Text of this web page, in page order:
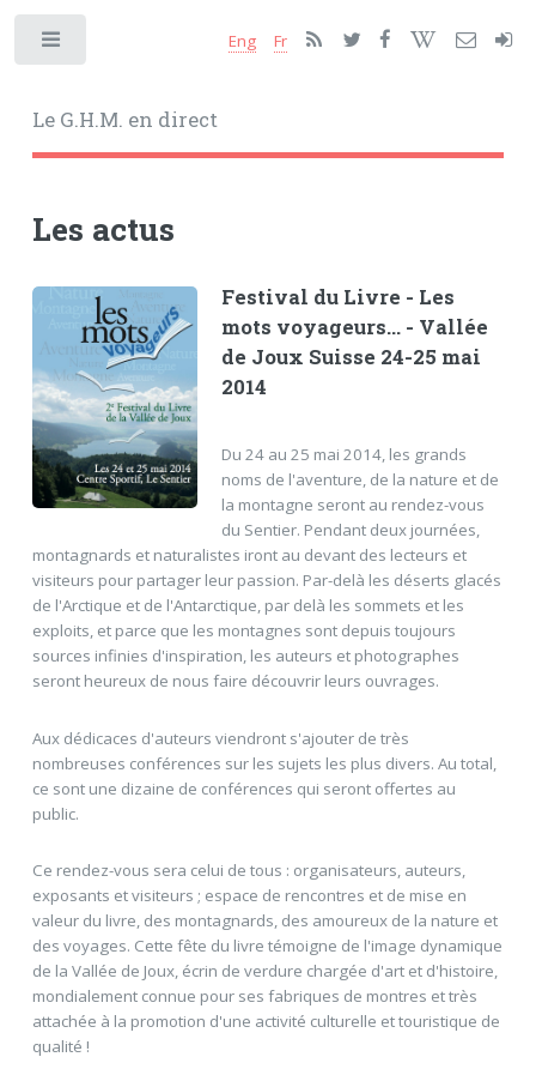
Le G.H.M. en direct
Eng Fr
Les actus
Festival du Livre - Les
mots voyageurs... - Vallée
de Joux Suisse 24-25 mai
2014
Du 24 au 25 mai 2014, les grands
noms de l'aventure, de la nature et de
la montagne seront au rendez-vous
du Sentier. Pendant deux journées,
montagnards et naturalistes iront au devant des lecteurs et
visiteurs pour partager leur passion. Par-delà les déserts glacés
de l'Arctique et de l'Antarctique, par delà les sommets et les
exploits, et parce que les montagnes sont depuis toujours
sources infinies d'inspiration, les auteurs et photographes
seront heureux de nous faire découvrir leurs ouvrages.
Aux dédicaces d'auteurs viendront s'ajouter de très
nombreuses conférences sur les sujets les plus divers. Au total,
ce sont une dizaine de conférences qui seront offertes au
public.
Ce rendez-vous sera celui de tous : organisateurs, auteurs,
exposants et visiteurs ; espace de rencontres et de mise en
valeur du livre, des montagnards, des amoureux de la nature et
des voyages. Cette fête du livre témoigne de l'image dynamique
de la Vallée de Joux, écrin de verdure chargée d'art et d'histoire,
mondialement connue pour ses fabriques de montres et très
attachée à la promotion d'une activité culturelle et touristique de
qualité !